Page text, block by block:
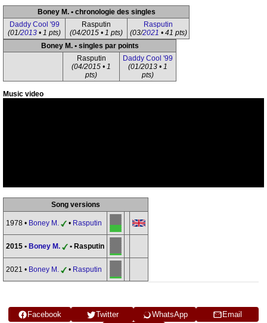
Boney M. • chronologie des singles
Daddy Cool '99
(01/2013 • 1 pts)
Rasputin
(04/2015 • 1 pts)
Rasputin
(03/2021 • 41 pts)
Boney M. • singles par points
Rasputin
(04/2015 • 1
pts)
Daddy Cool '99
(01/2013 • 1
pts)
Music video
Song versions
1978 • Boney M. • Rasputin
2015 • Boney M. • Rasputin
2021 • Boney M. • Rasputin
Facebook Twitter WhatsApp Email